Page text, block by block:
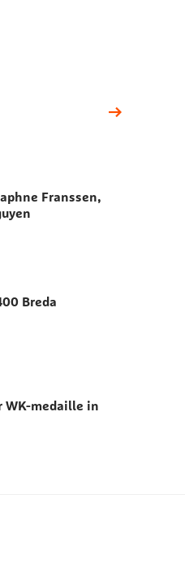
Franssen,
Breda
WK-medaille in